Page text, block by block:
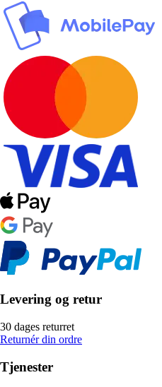
Levering og retur
30 dages returret
Returnér din ordre
Tjenester